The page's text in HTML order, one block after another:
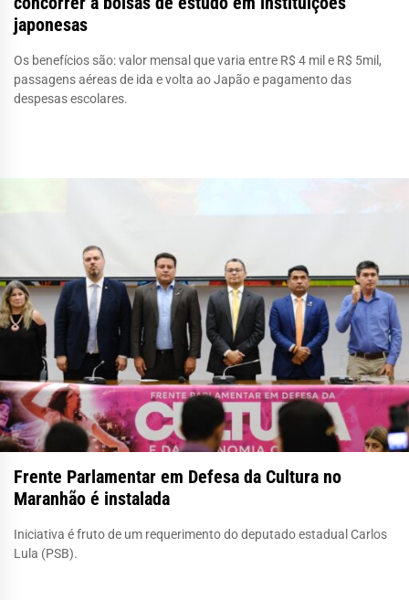
japonesas
Os benefícios são: valor mensal que varia entre R$ 4 mil e R$ 5mil,
passagens aéreas de ida e volta ao Japão e pagamento das
despesas escolares.
Frente Parlamentar em Defesa da Cultura no
Maranhão é instalada
Iniciativa é fruto de um requerimento do deputado estadual Carlos
Lula (PSB).